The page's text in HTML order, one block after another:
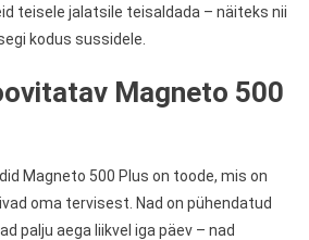
teisele jalatsile teisaldada – näiteks nii
kodus sussidele.
Magneto 500
Magneto 500 Plus on toode, mis on
oma tervisest. Nad on pühendatud
palju aega liikvel iga päev – nad